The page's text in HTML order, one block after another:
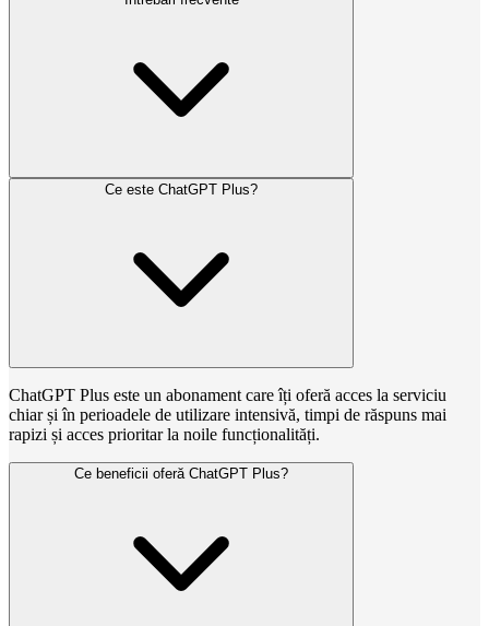
Ce este ChatGPT Plus?
ChatGPT Plus este un abonament care îți oferă acces la serviciu
chiar și în perioadele de utilizare intensivă, timpi de răspuns mai
rapizi și acces prioritar la noile funcționalități.
Ce beneficii oferă ChatGPT Plus?